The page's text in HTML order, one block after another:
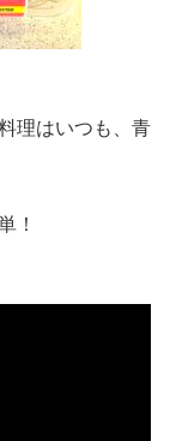
理はいつも、青
！